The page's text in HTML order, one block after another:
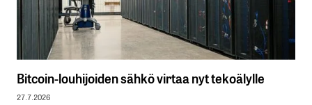
Bitcoin-louhijoiden sähkö virtaa nyt tekoälylle
27.7.2026